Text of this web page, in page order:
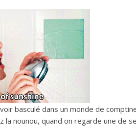
basculé dans un monde de
la nounou, quand on regarde une de